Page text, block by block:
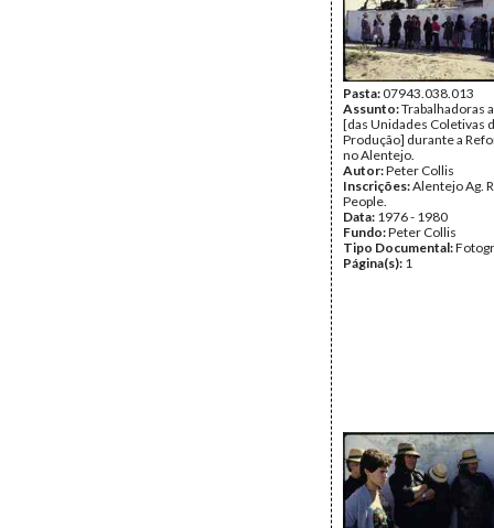
Pasta:07943.038.013
Assunto:Trabalhadoras
[das Unidades Coletivas
Produção] durante a
no Alentejo.
Autor:Peter Collis
Inscrições:Alentejo Ag.
People.
Data: 1976 - 1980
Fundo:Peter Collis
Tipo Documental:
Página(s): 1